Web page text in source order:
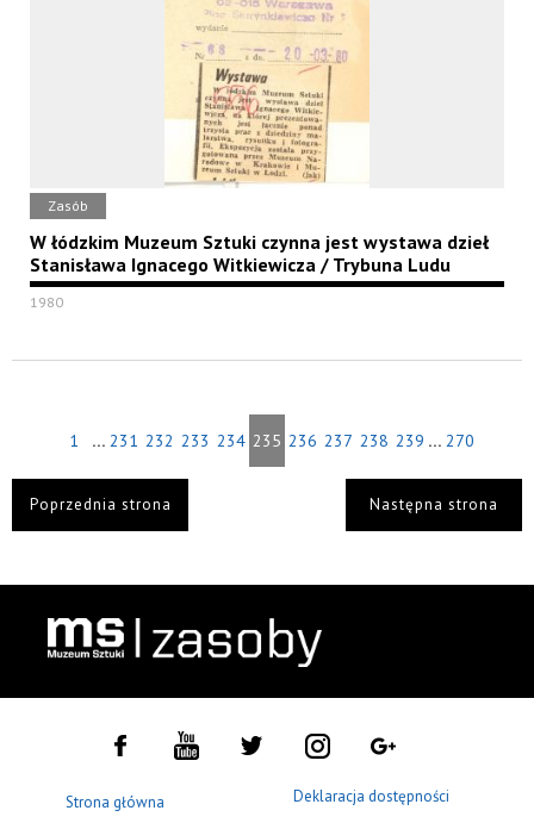
Zasób
W łódzkim Muzeum Sztuki czynna jest wystawa dzieł
Stanisława Ignacego Witkiewicza / Trybuna Ludu
1980
1 ... 231 232 233 234 235 236 237 238 239 ... 270
Poprzednia strona Następna strona
Strona główna Deklaracja dostępności